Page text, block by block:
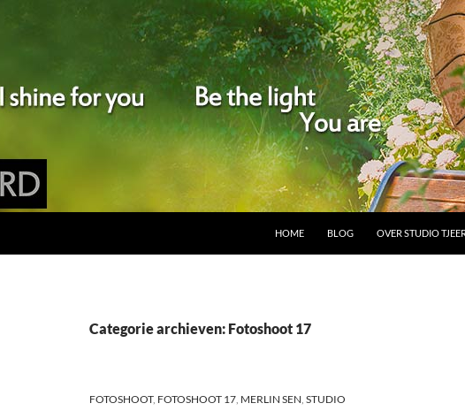
HOME
BLOG OVER STUDIO
Categorie archieven: Fotoshoot 17
FOTOSHOOT, FOTOSHOOT 17, MERLIN SEN, STUDIO